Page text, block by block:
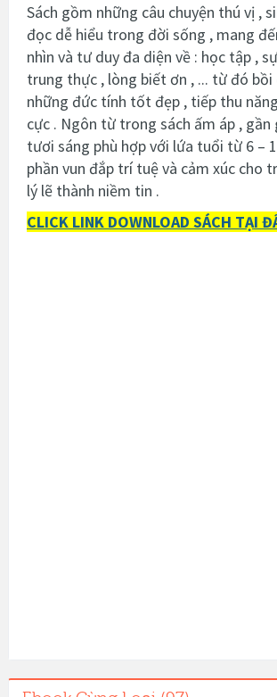
Sách gồm những câu chuyện thú vị ,
đọc dễ hiểu trong đời sống , mang
nhìn và tư duy đa diện về : học tập ,
trung thực , lòng biết ơn , ... từ đó bồi
những đức tính tốt đẹp , tiếp thu
cực . Ngôn từ trong sách ấm áp , gần
tươi sáng phù hợp với lứa tuổi từ 6 –
phần vun đắp trí tuệ và cảm xúc cho
lý lẽ thành niềm tin .
CLICK LINK DOWNLOAD SÁCH TẠI